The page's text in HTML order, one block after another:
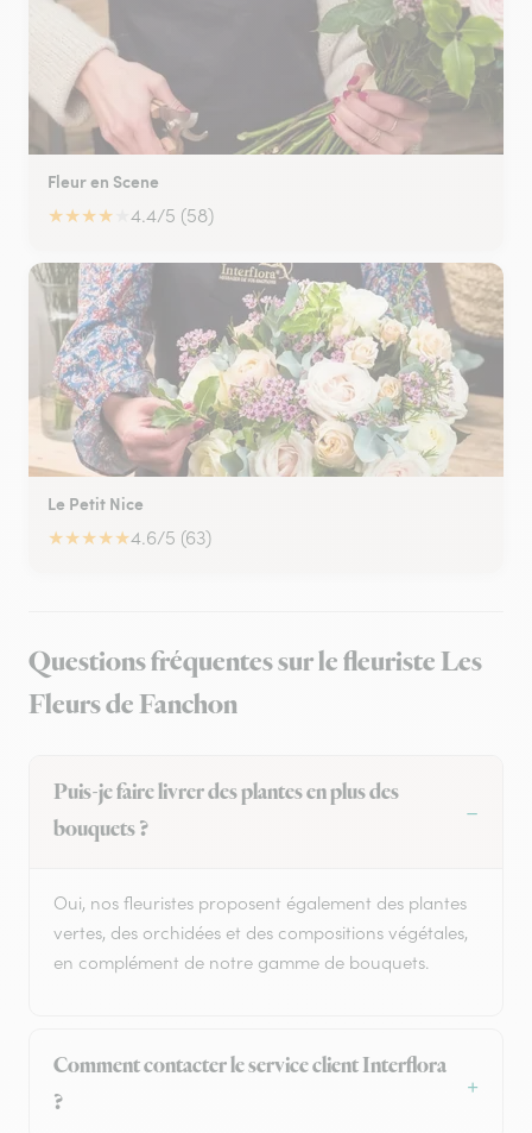
Fleur en Scene
★★★★ 4.4/5 (58)
Le Petit Nice
★★★★★4.6/5 (63)
Questions fréquentes sur le fleuriste Les
Fleurs de Fanchon
Puis-je faire livrer des plantes en plus des
bouquets ?
Oui, nos fleuristes proposent également des plantes
vertes, des orchidées et des compositions végétales,
en complément de notre gamme de bouquets.
Comment contacter le service client Interflora
?